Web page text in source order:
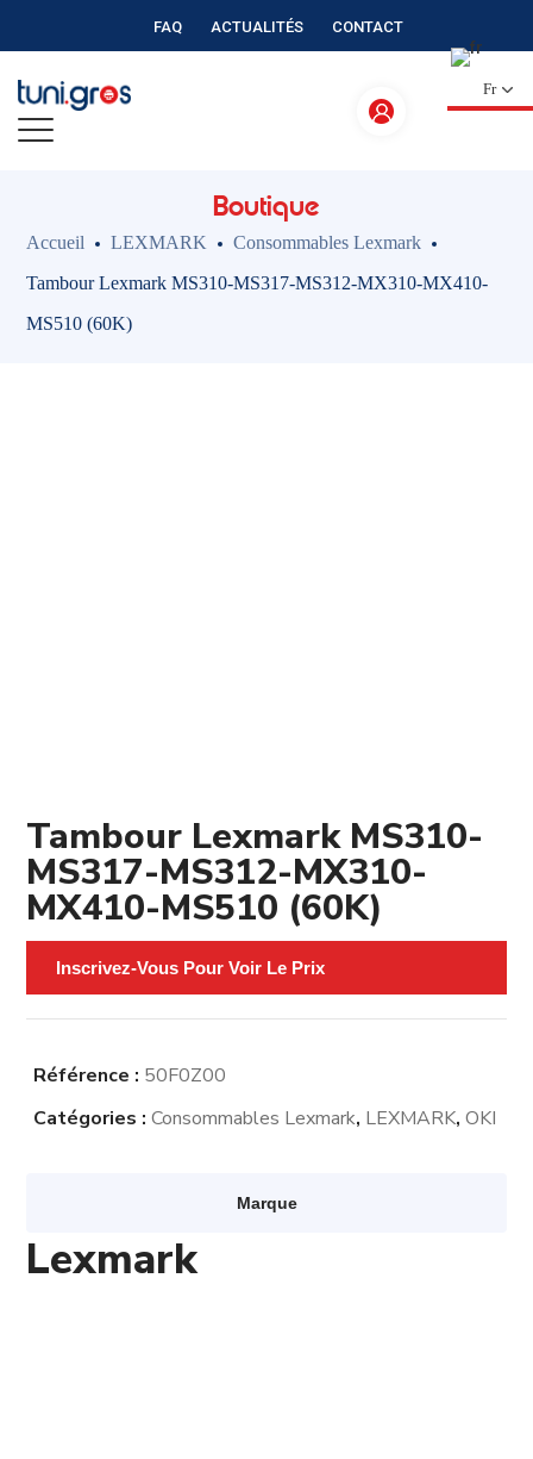
FAQ ACTUALITÉS CONTACT
Fr
Boutique
Accueil LEXMARK
Consommables Lexmark
Tambour Lexmark MS310-MS317-MS312-MX310-MX410-
MS510 (60K)
Tambour Lexmark MS310-
MS317-MS312-MX310-
MX410-MS510 (60K)
Inscrivez-Vous Pour Voir Le Prix
Référence : 50F0Z00
Catégories :Consommables Lexmark, LEXMARK,OKI
Marque
Lexmark